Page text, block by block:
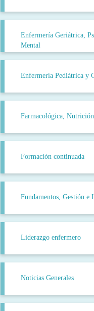
Enfermería Geriátrica,
Mental
Enfermería Pediátrica y
Farmacológica,
Formación continuada
Fundamentos, Gestión e
Liderazgo enfermero
Noticias Generales